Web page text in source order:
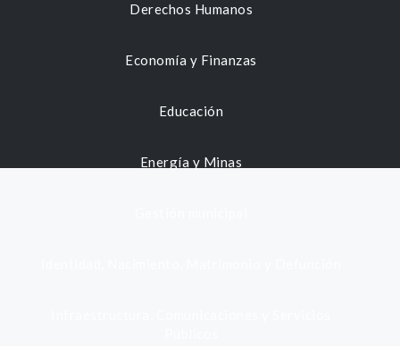
Derechos Humanos
Economía y Finanzas
Educación
Energía y Minas